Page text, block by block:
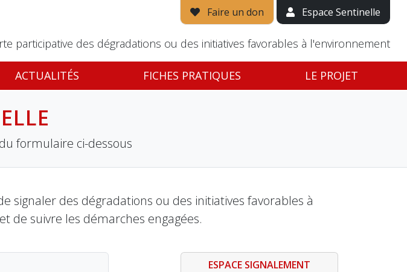
Faire un don Espace Sentinelle
participative des dégradations ou des initiatives favorables à l'environnement
ACTUALITÉS FICHES PRATIQUES LE PROJET
formulaire ci-dessous
des dégradations ou des initiatives favorables à
de suivre les démarches engagées.
ESPACE SIGNALEMENT